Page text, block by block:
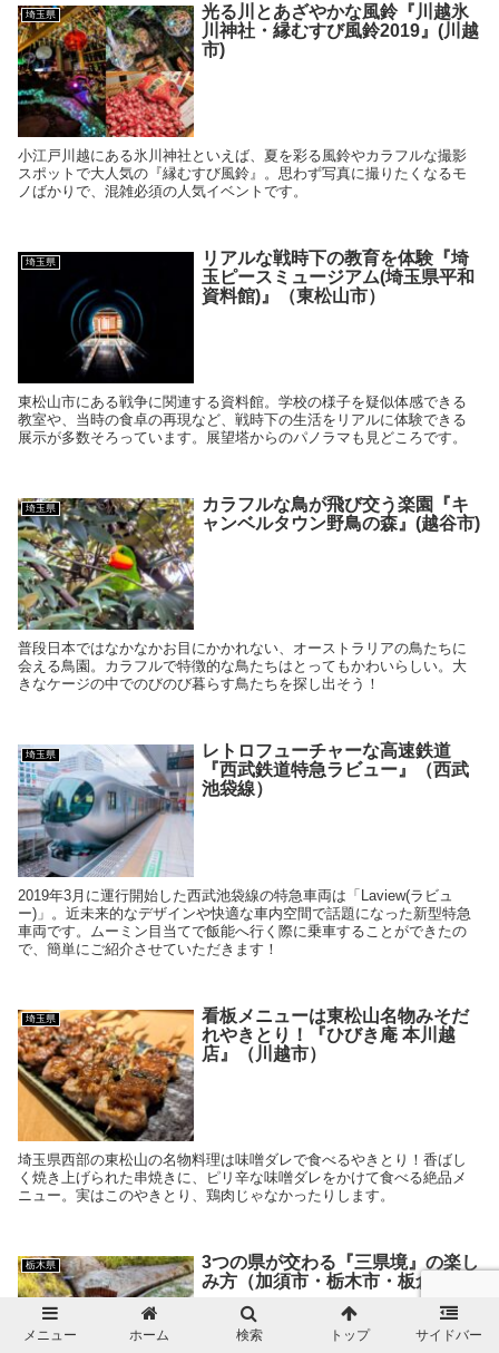
埼玉県
光る川とあざやかな風鈴『川越氷
川神社・縁むすび風鈴2019』(川越
市)
小江戸川越にある氷川神社といえば、夏を彩る風鈴やカラフルな撮影
スポットで大人気の『縁むすび風鈴』。思わず写真に撮りたくなるモ
ノばかりで、混雑必須の人気イベントです。
埼玉県
リアルな戦時下の教育を体験『埼
玉ピースミュージアム(埼玉県平和
資料館)』（東松山市）
東松山市にある戦争に関連する資料館。学校の様子を疑似体感できる
教室や、当時の食卓の再現など、戦時下の生活をリアルに体験できる
展示が多数そろっています。展望塔からのパノラマも見どころです。
埼玉県
カラフルな鳥が飛び交う楽園『キ
ャンベルタウン野鳥の森』(越谷市)
普段日本ではなかなかお目にかかれない、オーストラリアの鳥たちに
会える鳥園。カラフルで特徴的な鳥たちはとってもかわいらしい。大
きなケージの中でのびのび暮らす鳥たちを探し出そう！
埼玉県
レトロフューチャーな高速鉄道
『西武鉄道特急ラビュー』（西武
池袋線）
2019年3月に運行開始した西武池袋線の特急車両は「Laview(ラビュ
ー)」。近未来的なデザインや快適な車内空間で話題になった新型特急
車両です。ムーミン目当てで飯能へ行く際に乗車することができたの
で、簡単にご紹介させていただきます！
埼玉県
看板メニューは東松山名物みそだ
れやきとり！『ひびき庵 本川越
店』（川越市）
埼玉県西部の東松山の名物料理は味噌ダレで食べるやきとり！香ばし
く焼き上げられた串焼きに、ピリ辛な味噌ダレをかけて食べる絶品メ
ニュー。実はこのやきとり、鶏肉じゃなかったりします。
栃木県
3つの県が交わる『三県境』の楽し
み方（加須市・栃木市・板倉町）
メニュー ホーム 検索 トップ サイドバー